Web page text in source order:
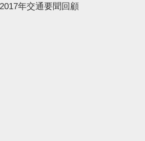
年交通要聞回顧